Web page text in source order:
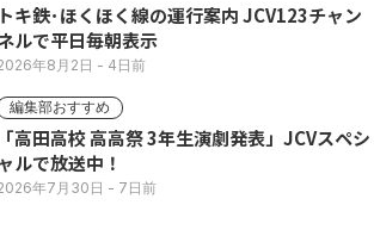
トキ鉄･ほくほく線の運行案内 JCV123チャン
ルで平日毎朝表示
年8月2日 - 4日前
編集部おすすめ
「高田高校 高高祭 3年生演劇発表」JCVスペシ
ャルで放送中！
年7月30日 - 7日前